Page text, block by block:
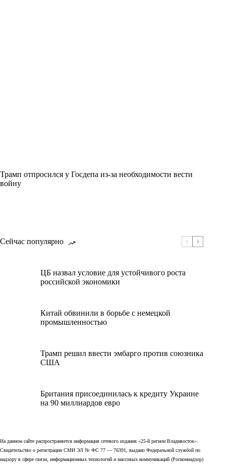
Трамп отпросился у Госдепа из-за необходимости вести
войну
Сейчас популярно
ЦБ назвал условие для устойчивого роста
российской экономики
Китай обвинили в борьбе с немецкой
промышленностью
Трамп решил ввести эмбарго против союзника
США
Британия присоединилась к кредиту Украине
на 90 миллиардов евро
На данном сайте распространяется информация сетевого издания «25-й регион Владивосток».
Свидетельство о регистрации СМИ ЭЛ № ФС 77 — 76391, выдано Федеральной службой по
надзору в сфере связи, информационных технологий и массовых коммуникаций (Роскомнадзор)